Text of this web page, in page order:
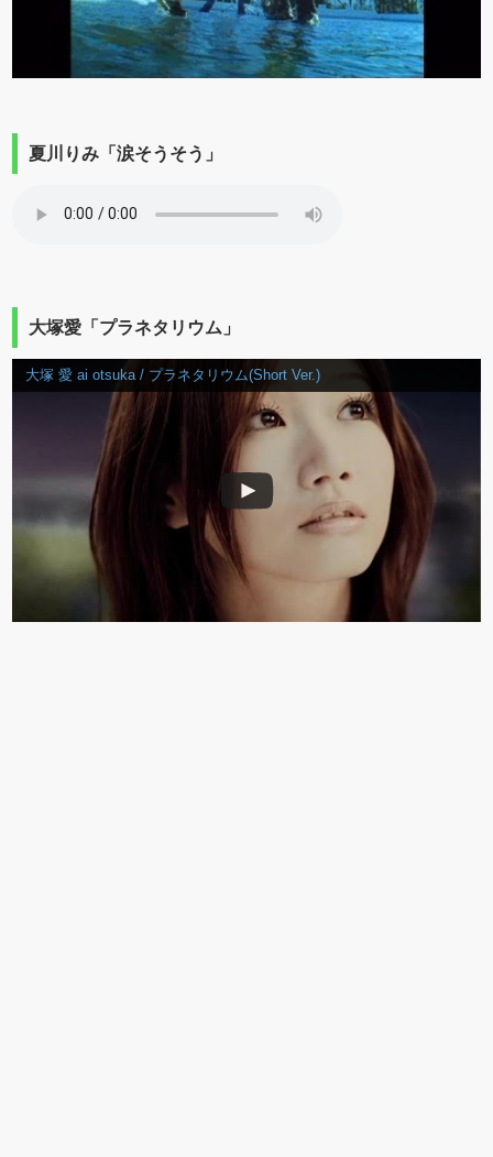
夏川りみ「涙そうそう」
大塚愛「プラネタリウム」
大塚 愛 ai otsuka / プラネタリウム(Short Ver.)